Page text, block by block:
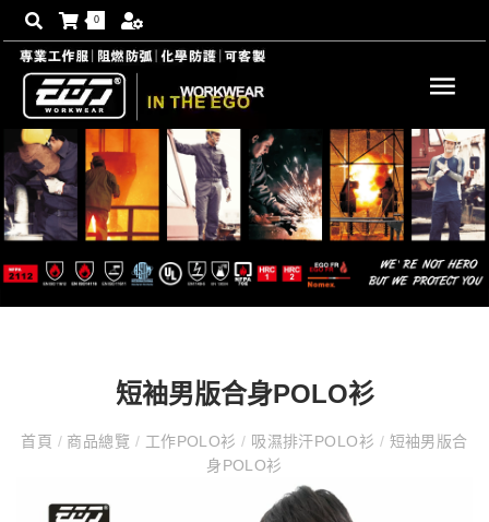
0
短袖男版合身POLO衫
首頁 / 商品總覽 / 工作POLO衫/ 吸濕排汗POLO衫 / 短袖男版合
身POLO衫